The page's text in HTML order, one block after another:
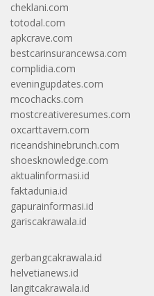
cheklani.com
totodal.com
apkcrave.com
bestcarinsurancewsa.com
complidia.com
eveningupdates.com
mcochacks.com
mostcreativeresumes.com
oxcarttavern.com
riceandshinebrunch.com
shoesknowledge.com
aktualinformasi.id
faktadunia.id
gapurainformasi.id
gariscakrawala.id
gerbangcakrawala.id
helvetianews.id
langitcakrawala.id